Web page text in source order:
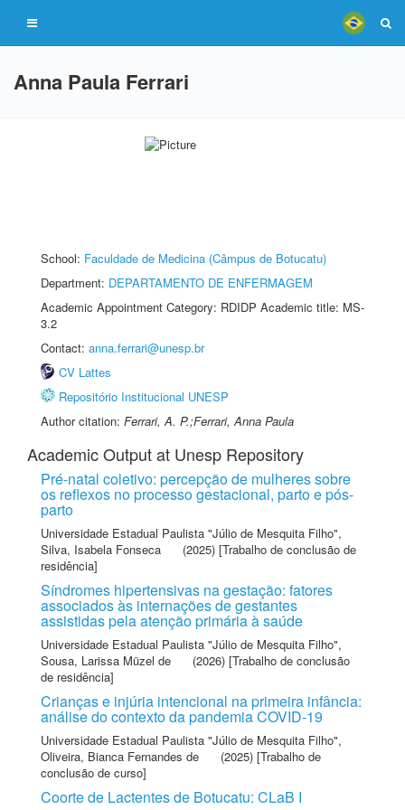
Anna Paula Ferrari
School: Faculdade de Medicina (Câmpus de Botucatu)
Department: DEPARTAMENTO DE ENFERMAGEM
Academic Appointment Category: RDIDP Academic title: MS-
3.2
Contact: anna.ferrari@unesp.br
CV Lattes
Repositório Institucional UNESP
Author citation: Ferrari, A. P.;Ferrari, Anna Paula
Academic Output at Unesp Repository
Pré-natal coletivo: percepção de mulheres sobre
os reflexos no processo gestacional, parto e pós-
parto
Universidade Estadual Paulista "Júlio de Mesquita Filho",
Silva, Isabela Fonseca
(2025) [Trabalho de conclusão de
residência]
Síndromes hipertensivas na gestação: fatores
associados às internações de gestantes
assistidas pela atenção primária à saúde
Universidade Estadual Paulista "Júlio de Mesquita Filho",
Sousa, Larissa Müzel de
(2026) [Trabalho de conclusão
de residência]
Crianças e injúria intencional na primeira infância:
análise do contexto da pandemia COVID-19
Universidade Estadual Paulista "Júlio de Mesquita Filho",
Oliveira, Bianca Fernandes de
(2025) [Trabalho de
conclusão de curso]
Coorte de Lactentes de Botucatu: CLaB I